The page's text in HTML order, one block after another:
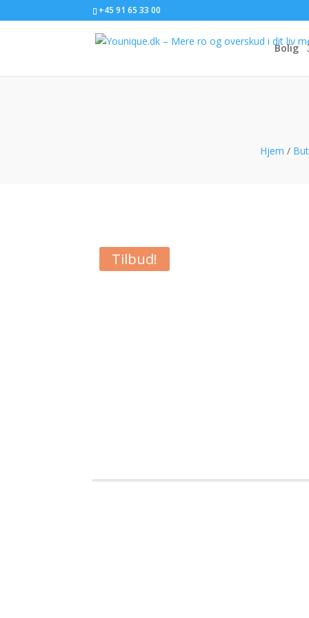
+45 91 65 33 00
Bolig
Hjem /
Tilbud!